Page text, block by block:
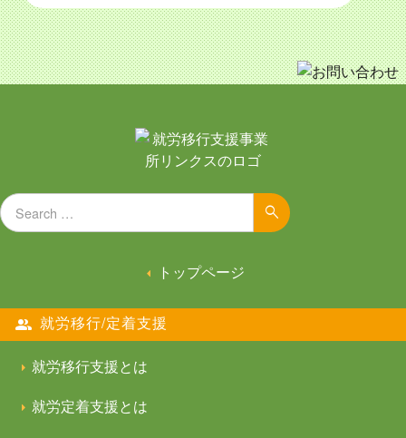
Search for: Search
トップページ
就労移行/定着支援
就労移行支援とは
就労定着支援とは